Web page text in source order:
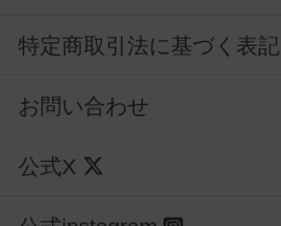
特定商取引法に基づく表記
お問い合わせ
公式X